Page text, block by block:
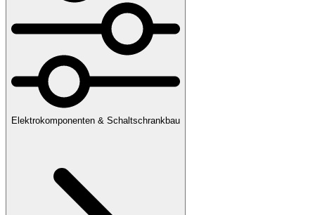
Elektrokomponenten & Schaltschrankbau